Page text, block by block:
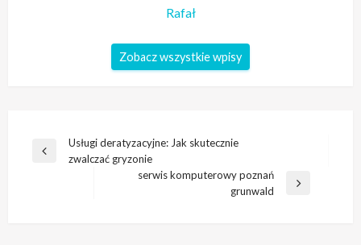
Rafał
Zobacz wszystkie wpisy
Nawigacja
wpisu
Poprzedni
Usługi deratyzacyjne: Jak skutecznie
zwalczać gryzonie
serwis komputerowy poznań
grunwald